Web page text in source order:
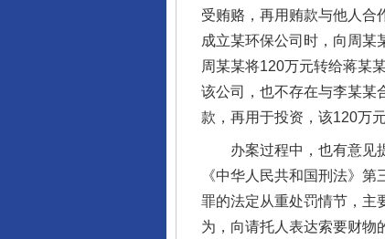
受贿赂，再用贿款与他人合
成立某环保公司时，向周某
周某某将120万元转给蒋某
该公司，也不存在与李某某
款，再用于投资，该120万
办案过程中，也有意见提
《中华人民共和国刑法》
罪的法定从重处罚情节，主
为，向请托人表达索要财物